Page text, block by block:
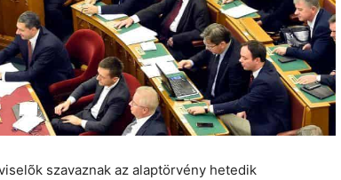
szavaznak az alaptörvény hetedik